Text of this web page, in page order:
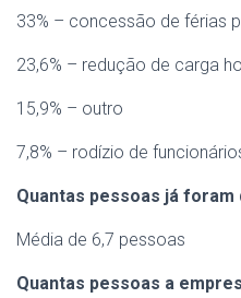
33% – concessão de férias
23,6% – redução de carga
15,9% – outro
7,8% – rodízio de
Quantas pessoas já foram
Média de 6,7 pessoas
Quantas pessoas a